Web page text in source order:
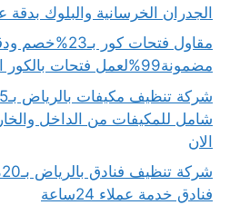
الجدران الخرسانية والبلوك بدقة
مقاول فتحات كور
مضمونة99%لعمل فتحات بالكور اتصل بنا الان
الان
فنادق خدمة عملاء 24ساعة